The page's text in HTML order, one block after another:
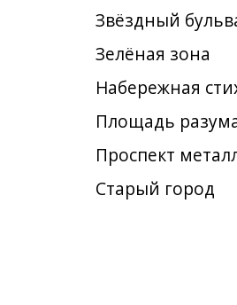
Звёздный
Зелёная зона
Набережная
Площадь
Проспект
Старый город